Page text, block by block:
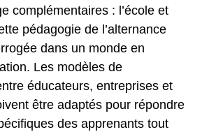
complémentaires : l’école et
pédagogie de l’alternance
dans un monde en
Les modèles de
éducateurs, entreprises et
être adaptés pour répondre
des apprenants tout